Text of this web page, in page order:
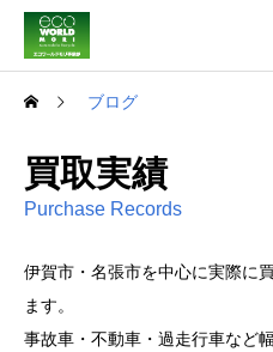
ブログ
買取実績
Purchase Records
伊賀市・名張市を中心に実際に
ます。
事故車・不動車・過走行車など